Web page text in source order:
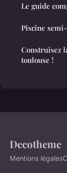
Le guide
Piscine
Construisez
toulouse !
Decotheme
Mentions légales